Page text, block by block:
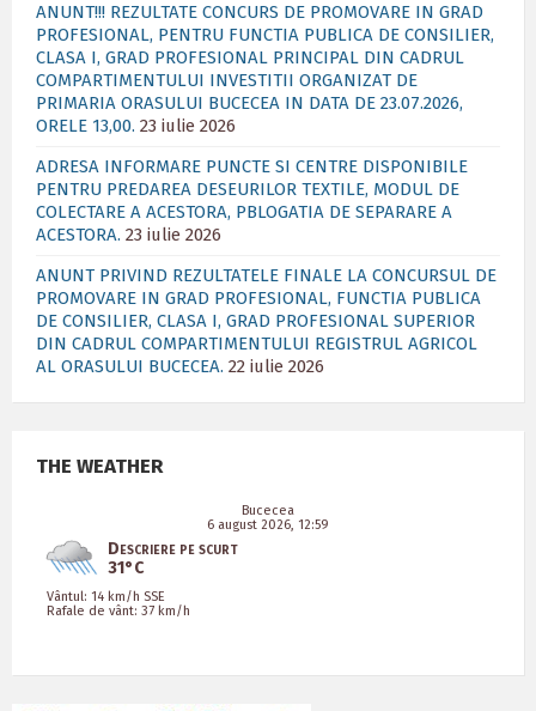
ANUNT!!! REZULTATE CONCURS DE PROMOVARE IN GRAD
PROFESIONAL, PENTRU FUNCTIA PUBLICA DE CONSILIER,
CLASA I, GRAD PROFESIONAL PRINCIPAL DIN CADRUL
COMPARTIMENTULUI INVESTITII ORGANIZAT DE
PRIMARIA ORASULUI BUCECEA IN DATA DE 23.07.2026,
ORELE 13,00. 23 iulie 2026
ADRESA INFORMARE PUNCTE SI CENTRE DISPONIBILE
PENTRU PREDAREA DESEURILOR TEXTILE, MODUL DE
COLECTARE A ACESTORA, PBLOGATIA DE SEPARARE A
ACESTORA. 23 iulie 2026
ANUNT PRIVIND REZULTATELE FINALE LA CONCURSUL DE
PROMOVARE IN GRAD PROFESIONAL, FUNCTIA PUBLICA
DE CONSILIER, CLASA I, GRAD PROFESIONAL SUPERIOR
DIN CADRUL COMPARTIMENTULUI REGISTRUL AGRICOL
AL ORASULUI BUCECEA. 22 iulie 2026
THE WEATHER
Bucecea
6 august 2026, 12:59
Descriere pe scurt
31°C
Vântul: 14 km/h SSE
Rafale de vânt: 37 km/h